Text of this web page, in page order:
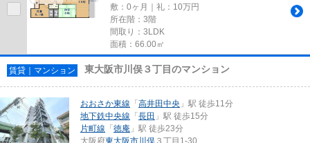
敷：0ヶ月｜礼：10万円
所在階：3階
間取り：3LDK
面積：66.00㎡
賃貸｜マンション 東大阪市川俣３丁目のマンション
おおさか東線 「高井田中央 」駅 徒歩11分
地下鉄中央線 「長田 」駅 徒歩15分
片町線 「徳庵 」駅 徒歩23分
大阪府東大阪市川俣 ３丁目1-30